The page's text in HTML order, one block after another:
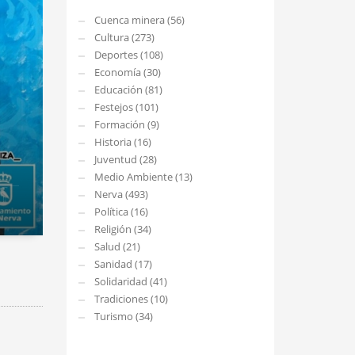
Cuenca minera (56)
Cultura (273)
Deportes (108)
Economía (30)
Educación (81)
Festejos (101)
Formación (9)
Historia (16)
Juventud (28)
Medio Ambiente (13)
Nerva (493)
Política (16)
Religión (34)
Salud (21)
Sanidad (17)
Solidaridad (41)
Tradiciones (10)
Turismo (34)